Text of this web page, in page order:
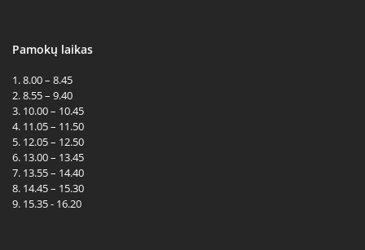
Pamokų laikas
1. 8.00 – 8.45
2. 8.55 – 9.40
3. 10.00 – 10.45
4. 11.05 – 11.50
5. 12.05 – 12.50
6. 13.00 – 13.45
7. 13.55 – 14.40
8. 14.45 – 15.30
9. 15.35 - 16.20